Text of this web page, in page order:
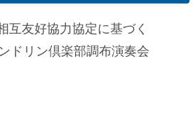
互友好協力協定に基づく
ドリン倶楽部調布演奏会